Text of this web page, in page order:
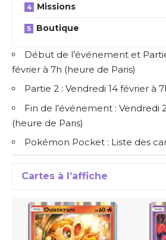
Missions
Boutique
Début de l’événement et
février à 7h (heure de Paris)
Partie 2 : Vendredi 14 février à
Fin de l’événement : Vendredi
(heure de Paris)
Pokémon Pocket : Liste des
Cartes à l’affiche